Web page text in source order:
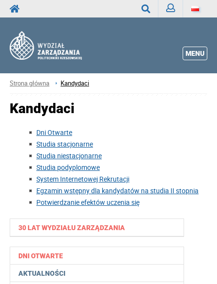
MENU
Strona główna Kandydaci
30 LAT WYDZIAŁU ZARZĄDZANIA
DNI OTWARTE
AKTUALNOŚCI
Kandydaci
Dni Otwarte
Studia stacjonarne
Studia niestacjonarne
Studia podyplomowe
System Internetowej Rekrutacji
Egzamin wstępny dla kandydatów na studia II stopnia
Potwierdzanie efektów uczenia się